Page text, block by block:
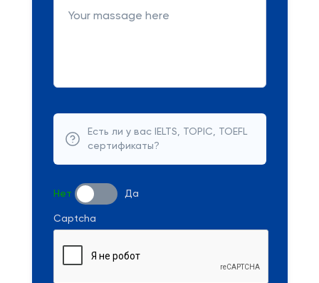
Есть ли у вас IELTS, TOPIC, TOEFL
сертификаты?
Нет Да
Captcha